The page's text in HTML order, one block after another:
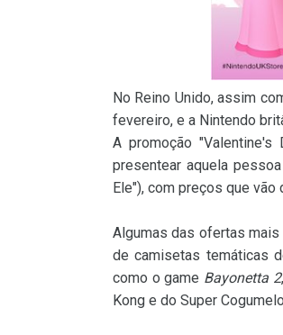
No Reino Unido, assim
fevereiro, e a Nintendo
A promoção
presentear aquela
Ele"), com preços que vão
Algumas das ofertas
de camisetas temáticas
como o game Bayonetta 2
Kong e do Super